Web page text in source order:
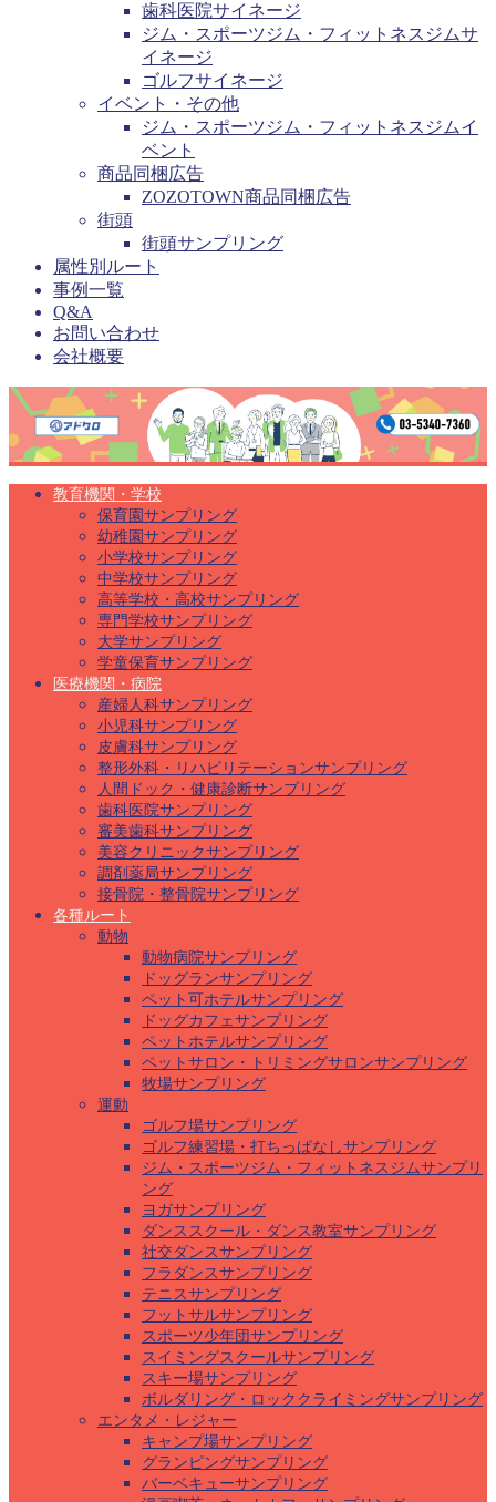
歯科医院サイネージ
ジム・スポーツジム・フィットネスジムサ
イネージ
ゴルフサイネージ
イベント・その他
ジム・スポーツジム・フィットネスジムイ
ベント
商品同梱広告
ZOZOTOWN商品同梱広告
街頭
街頭サンプリング
属性別ルート
事例一覧
Q&A
お問い合わせ
会社概要
教育機関・学校
保育園サンプリング
幼稚園サンプリング
小学校サンプリング
中学校サンプリング
高等学校・高校サンプリング
専門学校サンプリング
大学サンプリング
学童保育サンプリング
医療機関・病院
産婦人科サンプリング
小児科サンプリング
皮膚科サンプリング
整形外科・リハビリテーションサンプリング
人間ドック・健康診断サンプリング
歯科医院サンプリング
審美歯科サンプリング
美容クリニックサンプリング
調剤薬局サンプリング
接骨院・整骨院サンプリング
各種ルート
動物
動物病院サンプリング
ドッグランサンプリング
ペット可ホテルサンプリング
ドッグカフェサンプリング
ペットホテルサンプリング
ペットサロン・トリミングサロンサンプリング
牧場サンプリング
運動
ゴルフ場サンプリング
ゴルフ練習場・打ちっぱなしサンプリング
ジム・スポーツジム・フィットネスジムサンプリ
ング
ヨガサンプリング
ダンススクール・ダンス教室サンプリング
社交ダンスサンプリング
フラダンスサンプリング
テニスサンプリング
フットサルサンプリング
スポーツ少年団サンプリング
スイミングスクールサンプリング
スキー場サンプリング
ボルダリング・ロッククライミングサンプリング
エンタメ・レジャー
キャンプ場サンプリング
グランピングサンプリング
バーベキューサンプリング